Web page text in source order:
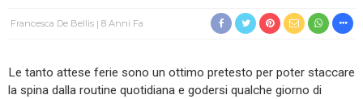
Francesca De Bellis 8 Anni Fa
Le tanto attese ferie sono un ottimo pretesto per poter staccare
la spina dalla routine quotidiana e godersi qualche giorno di